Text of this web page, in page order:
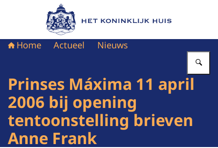
Naar de homepage van Het Koninklijk Huis
Home Actueel Nieuws
Prinses Máxima 11 april
2006 bij opening
tentoonstelling brieven
Anne Frank